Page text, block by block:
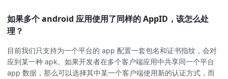
如果多个 android 应用使用了同样的 AppID，该怎么处
理？
目前我们只支持为一个平台的 app 配置一套包名和证书指纹，会对
应到某一种 apk。如果开发者在多个客户端应用中共享同一个平台
app 数据，那么可以选择其中某一个客户端使用新的认证方式，而